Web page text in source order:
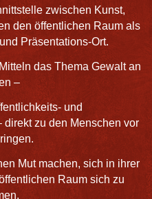
zwischen Kunst,
den öffentlichen Raum als
Präsentations-Ort.
das Thema Gewalt an
–
und
zu den Menschen vor
Mut machen, sich in ihrer
Raum sich zu